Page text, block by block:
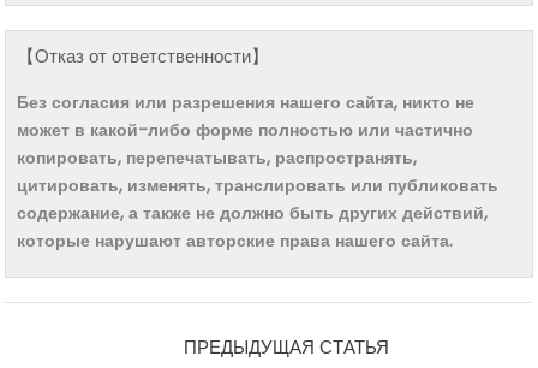
【Отказ от ответственности】
Без согласия или разрешения нашего сайта, никто не
может в какой-либо форме полностью или частично
копировать, перепечатывать, распространять,
цитировать, изменять, транслировать или публиковать
содержание, а также не должно быть других действий,
которые нарушают авторские права нашего сайта.
ПРЕДЫДУЩАЯ СТАТЬЯ